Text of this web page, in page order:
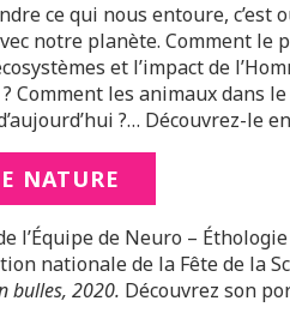
ce qui nous entoure,
notre planète. Comment
et l’impact de
Comment les animaux dans
?… Découvrez-le
NATURE
l’Équipe de Neuro –
nationale de la Fête de la
bulles, 2020. Découvrez son